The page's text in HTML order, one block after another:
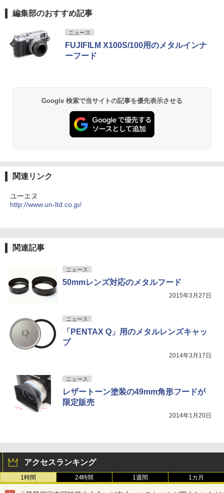
編集部のおすすめ記事
ニュース
FUJIFILM X100S/100用のメタルインナ
ーフード
Google 検索で当サイトの記事を優先表示させる
関連リンク
ユーエヌ
http://www.un-ltd.co.jp/
関連記事
ニュース
50mmレンズ対応のメタルフード
2015年3月27日
ニュース
「PENTAX Q」用のメタルレンズキャッ
プ
2014年3月17日
ニュース
レザートーン塗装の49mm角形フードが
限定販売
2014年1月20日
アクセスランキング
1時間 24時間 1週間 1カ月